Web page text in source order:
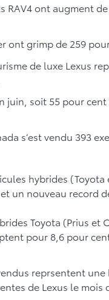
RAV4 ont augment
ont grimp de 259
de luxe Lexus
juin, soit 55 pour
s’est vendu 393
hybrides
un nouveau record
Toyota (Prius
pour 8,6 pour
reprsentent
de Lexus le mois